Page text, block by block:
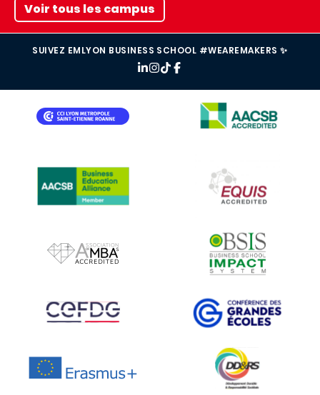
Voir tous les campus
SUIVEZ EMLYON BUSINESS SCHOOL #WEAREMAKERS ✨
IMAGE
IMAGE
IMAGE
IMAGE
IMAGE IMAGE